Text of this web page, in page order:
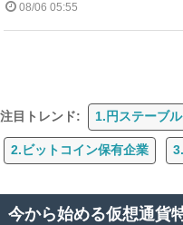
08/06 05:55
注目トレンド: 1.円ステーブ
2.ビットコイン保有企業
今から始める仮想通貨